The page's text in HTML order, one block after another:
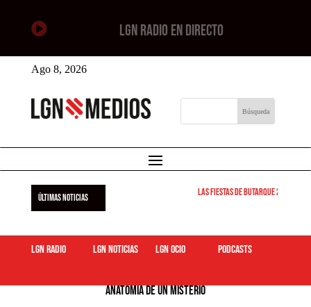
 LGN RADIO EN DIRECTO
Ago 8, 2026
ÚLTIMAS NOTICIAS Las Fiestas de Butarque 2026
LGN Radio LGN Noticias LGN ocio podcasts
Anatomía de un misterio